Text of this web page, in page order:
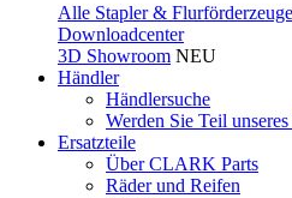
Alle Stapler & Flurförderzeuge
Downloadcenter
3D Showroom NEU
Händler
Händlersuche
Werden Sie Teil unseres
Ersatzteile
Über CLARK Parts
Räder und Reifen